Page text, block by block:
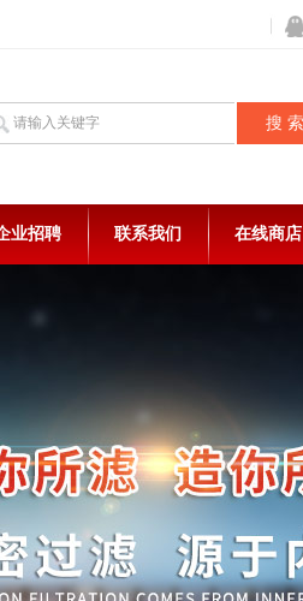
业招聘 联系我们 在线商店